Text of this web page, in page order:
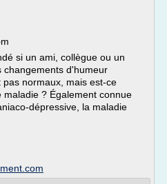
si un ami, collègue ou un
changements d'humeur
normaux, mais est-ce
? Également connue
dépressive, la maladie